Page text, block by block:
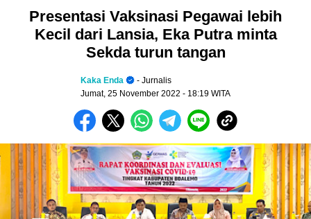
Presentasi Vaksinasi Pegawai lebih
Kecil dari Lansia, Eka Putra minta
Sekda turun tangan
Kaka Enda
- Jurnalis
Jumat, 25 November 2022 - 18:19 WITA